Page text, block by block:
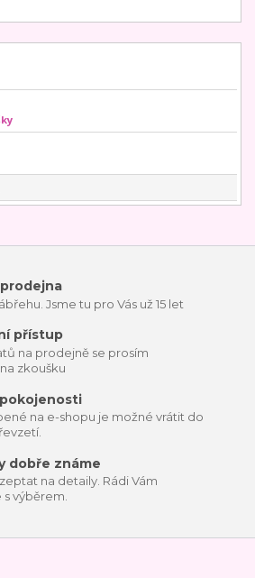
Jsme tu pro Vás už 15 let
přístup
na prodejně se prosím
zkoušku
na e-shopu je možné vrátit do
dobře známe
na detaily. Rádi Vám
výběrem.